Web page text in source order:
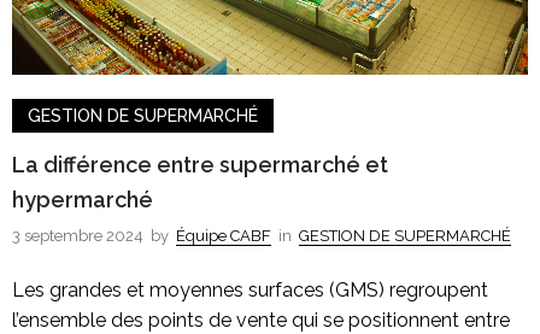
GESTION DE SUPERMARCHÉ
La différence entre supermarché et
hypermarché
3 septembre 2024 by Équipe CABF in GESTION DE SUPERMARCHÉ
Les grandes et moyennes surfaces (GMS) regroupent
l’ensemble des points de vente qui se positionnent entre